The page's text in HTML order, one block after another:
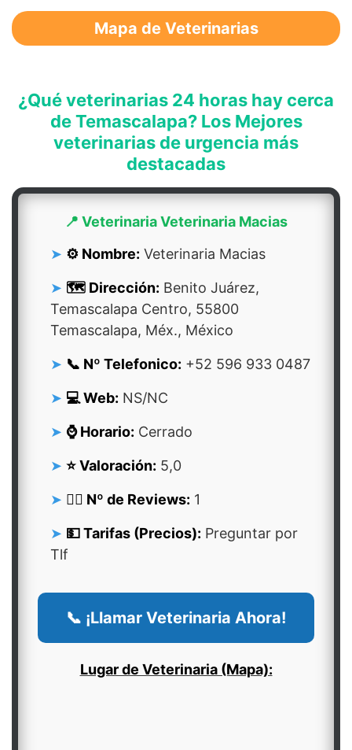
Mapa de Veterinarias
¿Qué veterinarias 24 horas hay cerca
de Temascalapa? Los Mejores
veterinarias de urgencia más
destacadas
📍 Veterinaria Veterinaria Macias
⚙️ Nombre: Veterinaria Macias
🗺️ Dirección: Benito Juárez,
Temascalapa Centro, 55800
Temascalapa, Méx., México
📞 Nº Telefonico: +52 596 933 0487
💻 Web: NS/NC
⌚ Horario: Cerrado
⭐ Valoración: 5,0
👍🏻 Nº de Reviews: 1
💵 Tarifas (Precios): Preguntar por
Tlf
📞 ¡Llamar Veterinaria Ahora!
Lugar de Veterinaria (Mapa):